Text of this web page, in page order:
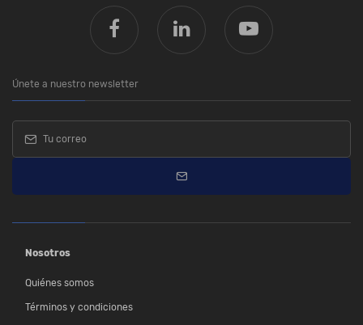
Únete a nuestro newsletter
Nosotros
Quiénes somos
Términos y condiciones